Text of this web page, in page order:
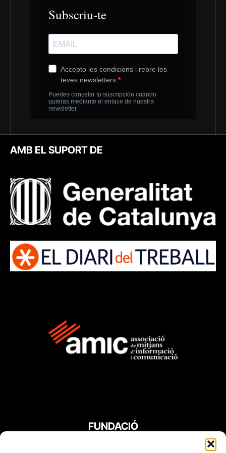
AMB EL SUPORT DE
FUNDACIÓ